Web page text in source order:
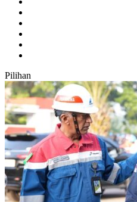
Pilihan